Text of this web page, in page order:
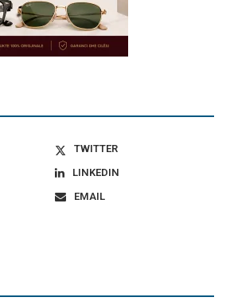
TWITTER
LINKEDIN
EMAIL